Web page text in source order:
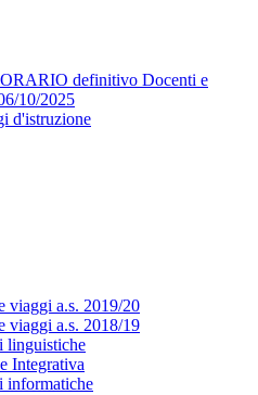
definitivo Docenti e
10/2025
d'istruzione
viaggi a.s. 2019/20
viaggi a.s. 2018/19
linguistiche
Integrativa
informatiche